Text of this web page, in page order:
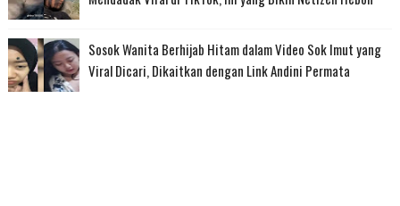
Sosok Wanita Berhijab Hitam dalam Video Sok Imut yang
Viral Dicari, Dikaitkan dengan Link Andini Permata